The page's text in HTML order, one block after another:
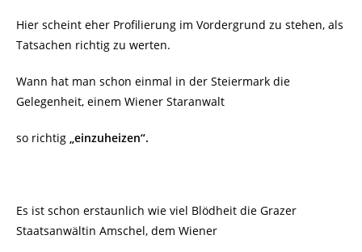
Hier scheint eher Profilierung im Vordergrund zu stehen, als
Tatsachen richtig zu werten.
Wann hat man schon einmal in der Steiermark die
Gelegenheit, einem Wiener Staranwalt
so richtig „einzuheizen“.
Es ist schon erstaunlich wie viel Blödheit die Grazer
Staatsanwältin Amschel, dem Wiener